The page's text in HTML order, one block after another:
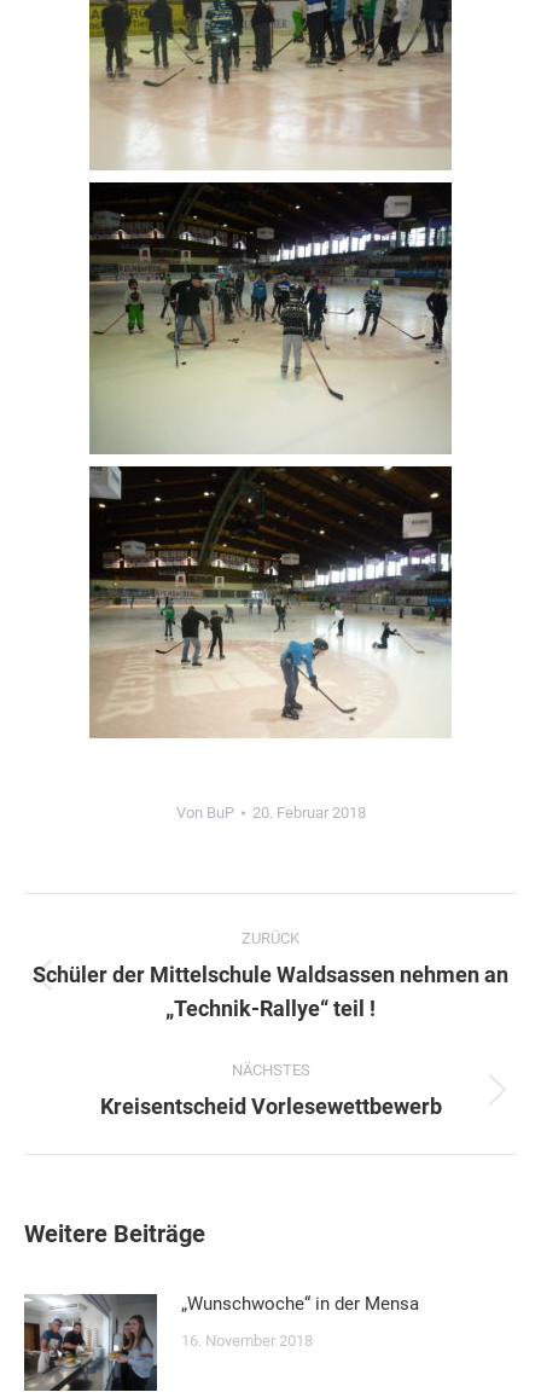
Von BuP 20. Februar 2018
ZURÜCK
Vorheriger
Beitrag:
Schüler der Mittelschule Waldsassen nehmen an
„Technik-Rallye“ teil !
NÄCHSTES
Nächster
Kreisentscheid Vorlesewettbewerb
Weitere Beiträge
„Wunschwoche“ in der Mensa
16. November 2018